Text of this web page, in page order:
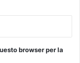
browser per la